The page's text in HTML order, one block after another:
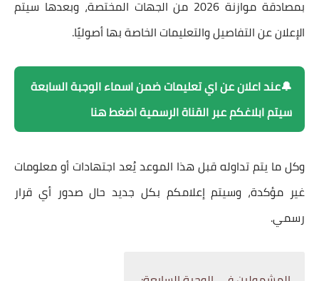
بمصادقة موازنة 2026 من الجهات المختصة، وبعدها سيتم
الإعلان عن التفاصيل والتعليمات الخاصة بها أصوليًا.
🔔عند اعلان عن اي تعليمات ضمن اسماء الوجبة السابعة
سيتم ابلاغكم عبر القناة الرسمية اضغط هنا
وكل ما يتم تداوله قبل هذا الموعد يُعد اجتهادات أو معلومات
غير مؤكدة، وسيتم إعلامكم بكل جديد حال صدور أي قرار
رسمي.